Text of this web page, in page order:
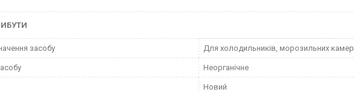
засобу Для холодильників, морозильних камер
Неорганічне
Новий